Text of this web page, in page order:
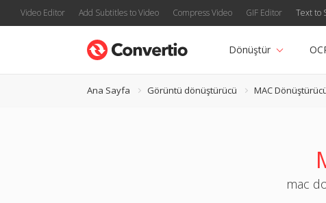
Video Editor Add Subtitles to Video Compress Video GIF Editor Text to
Dönüştür
Ana Sayfa Görüntü dönüştürücü MAC
mac